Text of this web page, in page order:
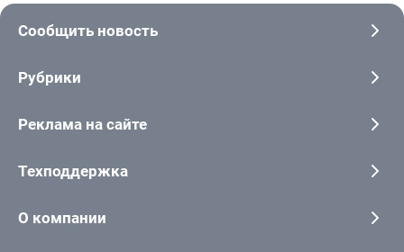
Сообщить новость
Рубрики
Реклама на сайте
Техподдержка
О компании